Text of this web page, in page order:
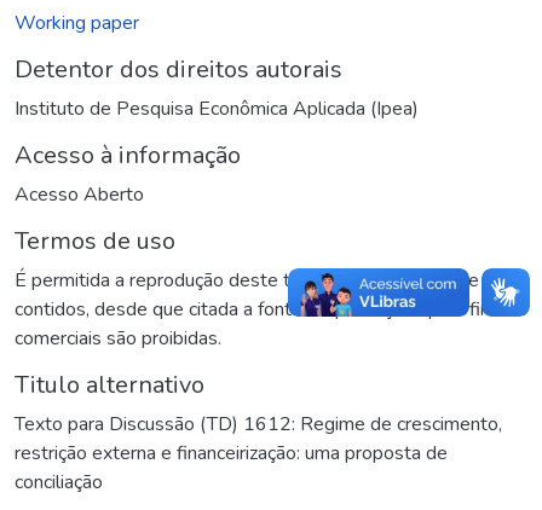
Working paper
Detentor dos direitos autorais
Instituto de Pesquisa Econômica Aplicada (Ipea)
Acesso à informação
Acesso Aberto
Termos de uso
É permitida a reprodução deste texto e dos dados nele
contidos, desde que citada a fonte. Reproduções para fins
comerciais são proibidas.
Titulo alternativo
Texto para Discussão (TD) 1612: Regime de crescimento,
restrição externa e financeirização: uma proposta de
conciliação